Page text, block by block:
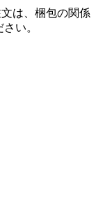
は、梱包の関係
い。